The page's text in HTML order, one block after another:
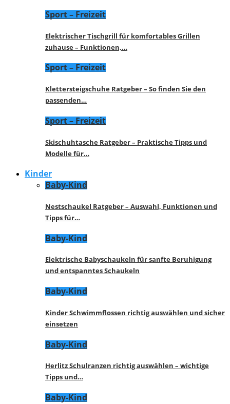
Sport – Freizeit
Elektrischer Tischgrill für komfortables Grillen
zuhause – Funktionen,…
Sport – Freizeit
Klettersteigschuhe Ratgeber – So finden Sie den
passenden…
Sport – Freizeit
Skischuhtasche Ratgeber – Praktische Tipps und
Modelle für…
Kinder
Baby-Kind
Nestschaukel Ratgeber – Auswahl, Funktionen und
Tipps für…
Baby-Kind
Elektrische Babyschaukeln für sanfte Beruhigung
und entspanntes Schaukeln
Baby-Kind
Kinder Schwimmflossen richtig auswählen und sicher
einsetzen
Baby-Kind
Herlitz Schulranzen richtig auswählen – wichtige
Tipps und…
Baby-Kind